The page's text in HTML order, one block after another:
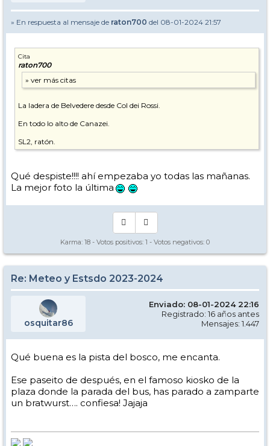
» En respuesta al mensaje de raton700 del 08-01-2024 21:57
Cita
raton700
La ladera de Belvedere desde Col dei Rossi.
En todo lo alto de Canazei.
SL2, ratón.
Qué despiste!!!! ahí empezaba yo todas las mañanas.
La mejor foto la última
Karma: 18 - Votos positivos: 1 - Votos negativos: 0
Re: Meteo y Estsdo 2023-2024
osquitar86
Enviado: 08-01-2024 22:16
Registrado: 16 años antes
Mensajes: 1.447
Qué buena es la pista del bosco, me encanta.
Ese paseito de después, en el famoso kiosko de la
plaza donde la parada del bus, has parado a zamparte
un bratwurst…. confiesa! Jajaja